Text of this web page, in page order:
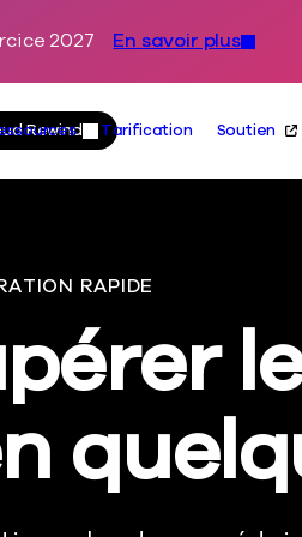
Skip to content
2027 En savoir plus
Tarification Soutien
Rewind
RAPIDE